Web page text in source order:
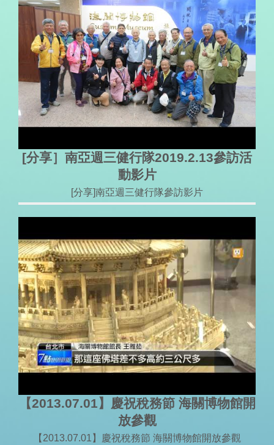
[分享］南亞週三健行隊2019.2.13參訪活
動影片
[分享]南亞週三健行隊參訪影片
【2013.07.01】慶祝稅務節 海關博物館開
放參觀
【2013.07.01】慶祝稅務節 海關博物館開放參觀